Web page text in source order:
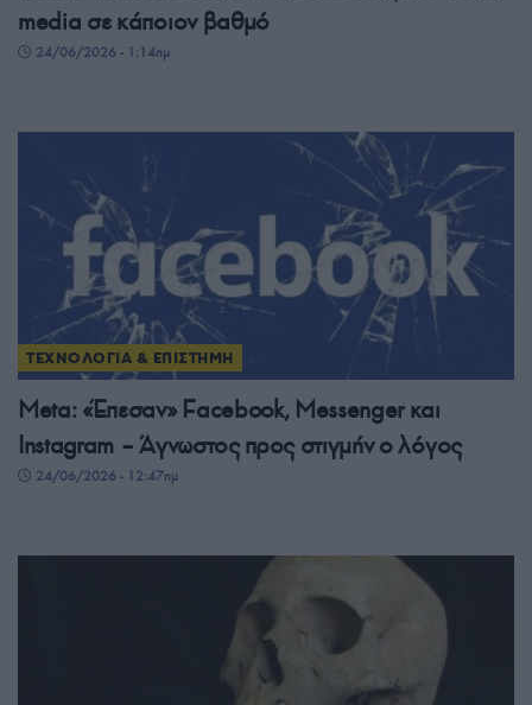
media σε κάποιον βαθμό
24/06/2026 - 1:14πμ
ΤΕΧΝΟΛΟΓΙΑ & ΕΠΙΣΤΗΜΗ
Meta: «Έπεσαν» Facebook, Messenger και
Instagram – Άγνωστος προς στιγμήν ο λόγος
24/06/2026 - 12:47πμ